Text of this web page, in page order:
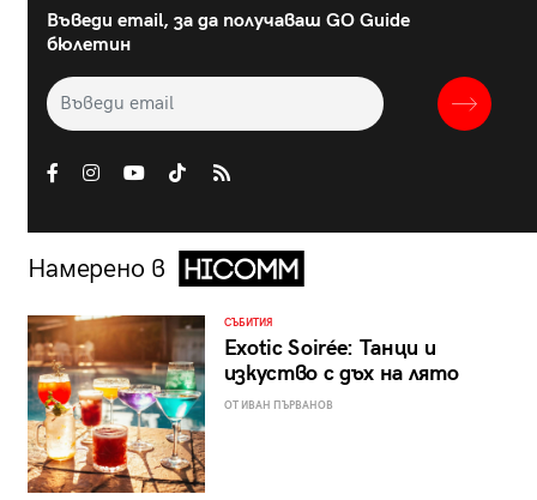
Въведи email, за да получаваш GO Guide
бюлетин
Намерено в
СЪБИТИЯ
Exotic Soirée: Танци и
изкуство с дъх на лято
ОТ ИВАН ПЪРВАНОВ